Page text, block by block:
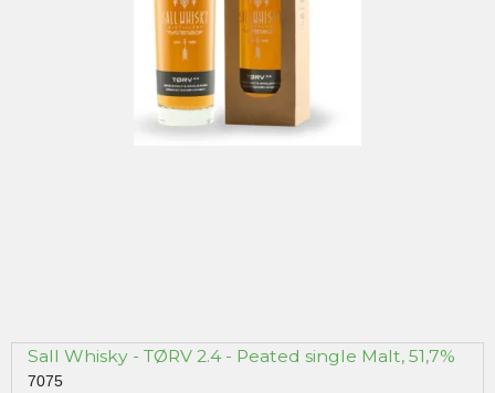
Sall Whisky - TØRV 2.4 - Peated single Malt, 51,7%
7075